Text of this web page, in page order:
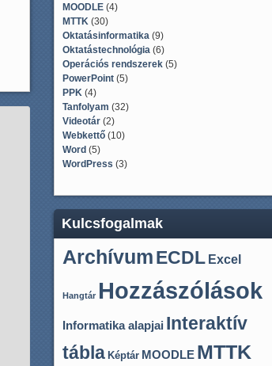
MOODLE (4)
MTTK (30)
Oktatásinformatika (9)
Oktatástechnológia (6)
Operációs rendszerek (5)
PowerPoint (5)
PPK (4)
Tanfolyam (32)
Videotár (2)
Webkettő (10)
Word (5)
WordPress (3)
Kulcsfogalmak
ArchívumECDL Excel
Hangtár Hozzászólások
Informatika alapjai Interaktív
tábla Képtár MOODLE MTTK